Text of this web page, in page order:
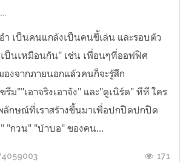
เป็นคนแกล้งเป็นคนขี้เล่น และรอบตัว
ป็นเหมือนกัน" เช่น เพื่อนๆที่ออฟฟิศ
งจากภายนอกแล้วคนก็จะรู้สึก
รึม""เอาจริงเอาจัง" และ"ดูเนิร์ด" หึหึ ใคร
ลักษณ์ที่เราสร้างขึ้นมาเพื่อปกปิดปกปิด
"กวน" "บ้าบอ" ของคน...
171